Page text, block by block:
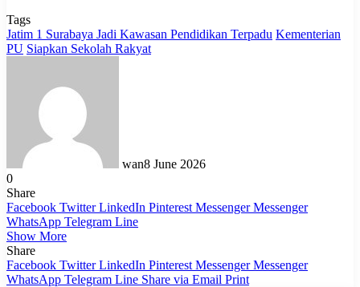
Tags
Jatim 1 Surabaya Jadi Kawasan Pendidikan Terpadu Kementerian
PU Siapkan Sekolah Rakyat
wan8 June 2026
0
Share
Facebook Twitter LinkedIn Pinterest Messenger Messenger
WhatsApp Telegram Line
Show More
Share
Facebook Twitter LinkedIn Pinterest Messenger Messenger
WhatsApp Telegram Line Share via Email Print